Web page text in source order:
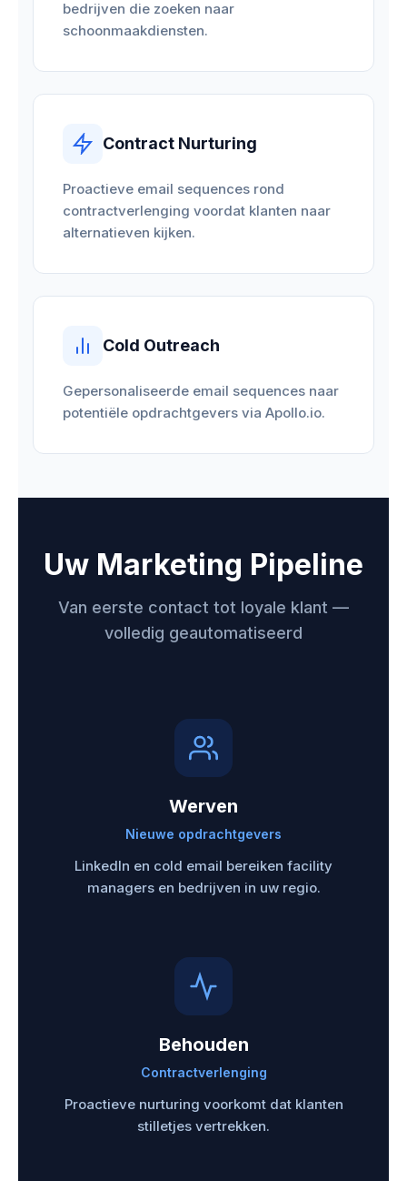
bedrijven die zoeken naar
schoonmaakdiensten.
Contract Nurturing
Proactieve email sequences rond
contractverlenging voordat klanten naar
alternatieven kijken.
Cold Outreach
Gepersonaliseerde email sequences naar
potentiële opdrachtgevers via Apollo.io.
Uw Marketing Pipeline
Van eerste contact tot loyale klant —
volledig geautomatiseerd
Werven
Nieuwe opdrachtgevers
LinkedIn en cold email bereiken facility
managers en bedrijven in uw regio.
Behouden
Contractverlenging
Proactieve nurturing voorkomt dat klanten
stilletjes vertrekken.